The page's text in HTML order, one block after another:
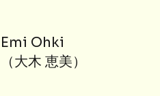
Emi Ohki
（大木 恵美）